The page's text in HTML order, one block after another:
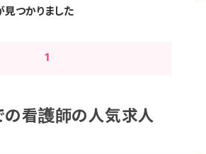
つかりました
1
の看護師の人気求人